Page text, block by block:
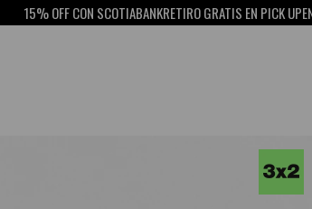
15% OFF CON SCOTIABANKRETIRO GRATIS EN PICK UPENVÍOS